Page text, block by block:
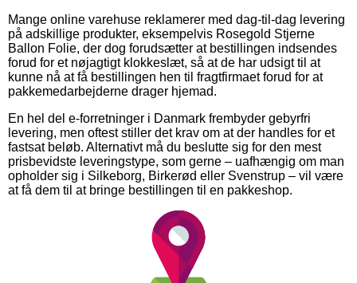
Mange online varehuse reklamerer med dag-til-dag levering
på adskillige produkter, eksempelvis Rosegold Stjerne
Ballon Folie, der dog forudsætter at bestillingen indsendes
forud for et nøjagtigt klokkeslæt, så at de har udsigt til at
kunne nå at få bestillingen hen til fragtfirmaet forud for at
pakkemedarbejderne drager hjemad.
En hel del e-forretninger i Danmark frembyder gebyrfri
levering, men oftest stiller det krav om at der handles for et
fastsat beløb. Alternativt må du beslutte sig for den mest
prisbevidste leveringstype, som gerne – uafhængig om man
opholder sig i Silkeborg, Birkerød eller Svenstrup – vil være
at få dem til at bringe bestillingen til en pakkeshop.